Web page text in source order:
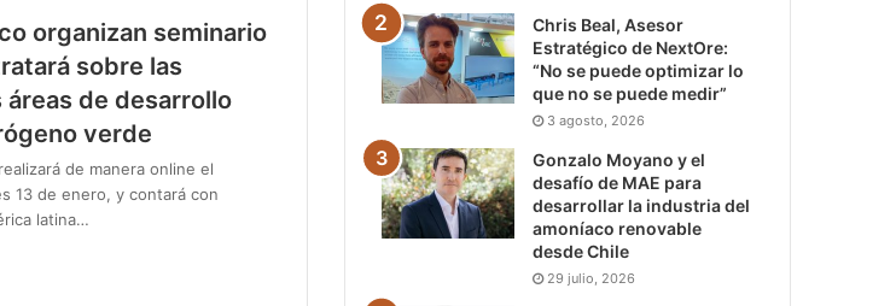
organizan seminario
sobre las
de desarrollo
verde
de manera online el
13 de enero, y contará con
latina…
Chris Beal, Asesor
Estratégico de NextOre:
“No se puede optimizar lo
que no se puede medir”
3 agosto, 2026
Gonzalo Moyano y el
desafío de MAE para
desarrollar la industria del
amoníaco renovable
desde Chile
29 julio, 2026